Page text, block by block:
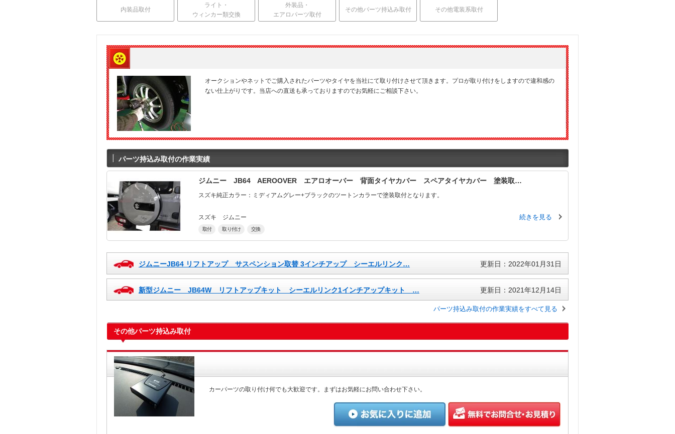
内装品取付
ライト・
ウィンカー類交換
外装品・
エアロパーツ取付
その他パーツ持込み取付 その他電装系取付
オークションやネットでご購入されたパーツやタイヤを当社にて取り付けさせて頂きます。プロが取り付けをしますので違和感の
ない仕上がりです。当店への直送も承っておりますのでお気軽にご相談下さい。
パーツ持込み取付の作業実績
ジムニー JB64 AEROOVER エアロオーバー 背面タイヤカバー スペアタイヤカバー 塗装取…
スズキ純正カラー：ミディアムグレー+ブラックのツートンカラーで塗装取付となります。
スズキ ジムニー 続きを見る
取付 取り付け 交換
ジムニーJB64 リフトアップ サスペンション取替 3インチアップ シーエルリンク… 更新日：2022年01月31日
新型ジムニー JB64W リフトアップキット シーエルリンク1インチアップキット … 更新日：2021年12月14日
パーツ持込み取付の作業実績をすべて見る
その他パーツ持込み取付
カーパーツの取り付け何でも大歓迎です。まずはお気軽にお問い合わせ下さい。